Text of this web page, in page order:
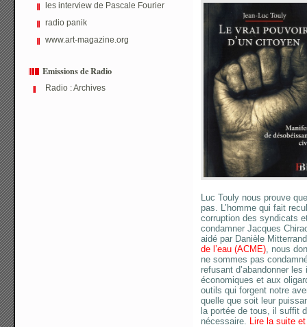
les interview de Pascale Fourier
radio panik
www.art-magazine.org
Emissions de Radio
Radio : Archives
Luc Touly nous prouve
pas. L’homme qui fait
corruption des syndicats
condamner Jacques
aidé par Danièle
de l’eau (ACME), nous
ne sommes pas
refusant d’abandonner
économiques et aux
outils qui forgent notre
quelle que soit leur
la portée de tous, il suffit
nécessaire. Lire la suite